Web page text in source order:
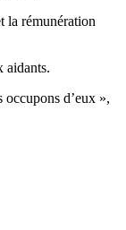
la rémunération
aidants.
occupons d’eux »,